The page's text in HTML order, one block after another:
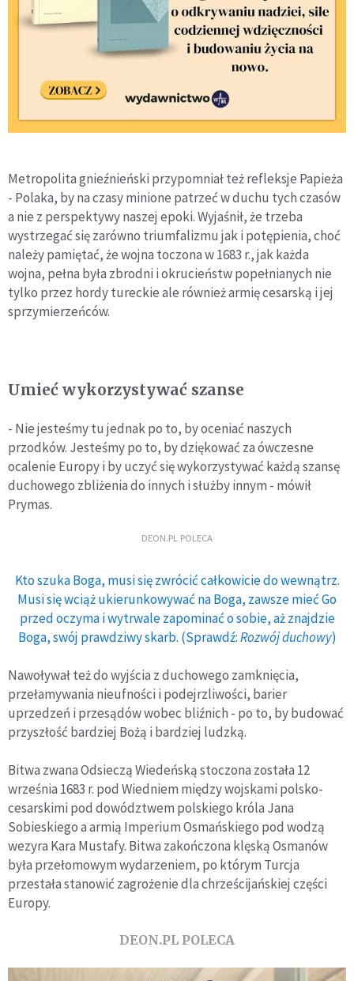
Metropolita gnieźnieński przypomniał też refleksje Papieża
- Polaka, by na czasy minione patrzeć w duchu tych czasów
a nie z perspektywy naszej epoki. Wyjaśnił, że trzeba
wystrzegać się zarówno triumfalizmu jak i potępienia, choć
należy pamiętać, że wojna toczona w 1683 r., jak każda
wojna, pełna była zbrodni i okrucieństw popełnianych nie
tylko przez hordy tureckie ale również armię cesarską i jej
sprzymierzeńców.
Umieć wykorzystywać szanse
- Nie jesteśmy tu jednak po to, by oceniać naszych
przodków. Jesteśmy po to, by dziękować za ówczesne
ocalenie Europy i by uczyć się wykorzystywać każdą szansę
duchowego zbliżenia do innych i służby innym - mówił
Prymas.
DEON.PL POLECA
Kto szuka Boga, musi się zwrócić całkowicie do wewnątrz.
Musi się wciąż ukierunkowywać na Boga, zawsze mieć Go
przed oczyma i wytrwale zapominać o sobie, aż znajdzie
Boga, swój prawdziwy skarb. (Sprawdź:Rozwój duchowy)
Nawoływał też do wyjścia z duchowego zamknięcia,
przełamywania nieufności i podejrzliwości, barier
uprzedzeń i przesądów wobec bliźnich - po to, by budować
przyszłość bardziej Bożą i bardziej ludzką.
Bitwa zwana Odsieczą Wiedeńską stoczona została 12
września 1683 r. pod Wiedniem między wojskami polsko-
cesarskimi pod dowództwem polskiego króla Jana
Sobieskiego a armią Imperium Osmańskiego pod wodzą
wezyra Kara Mustafy. Bitwa zakończona klęską Osmanów
była przełomowym wydarzeniem, po którym Turcja
przestała stanowić zagrożenie dla chrześcijańskiej części
Europy.
DEON.PL POLECA